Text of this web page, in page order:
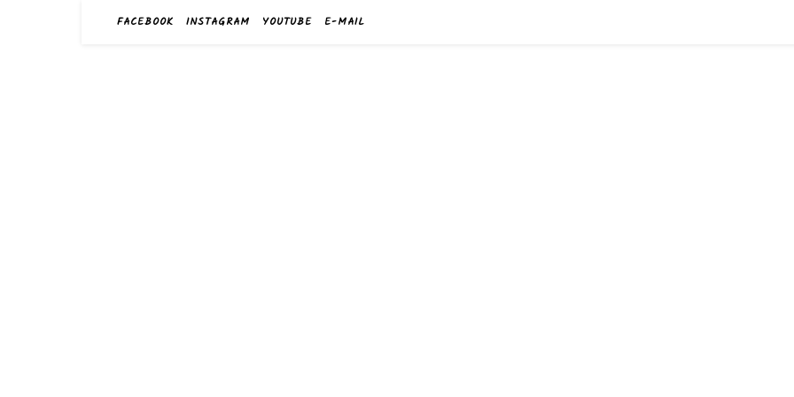
FACEBOOK INSTAGRAM YOUTUBE E-MAIL